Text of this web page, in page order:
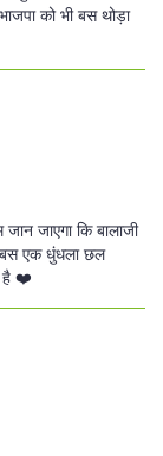
को भी बस थोड़ा
जाएगा कि बालाजी
बस एक धुंधला छल
है ❤️